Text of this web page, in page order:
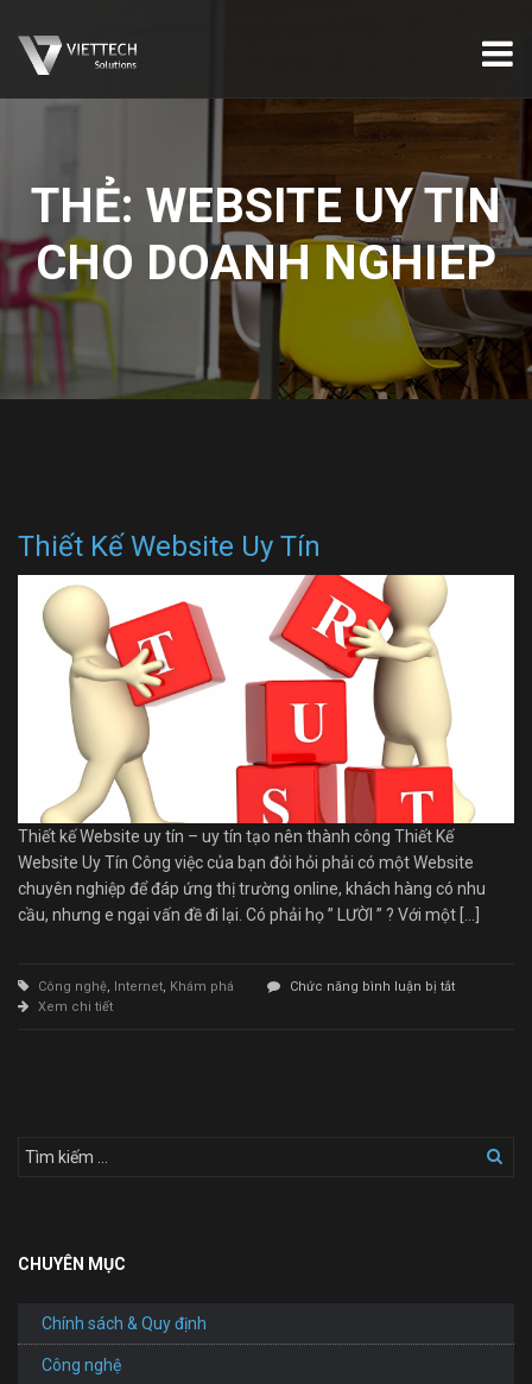
THẺ: WEBSITE UY TIN
CHO DOANH NGHIEP
Thiết Kế Website Uy Tín
Thiết kế Website uy tín – uy tín tạo nên thành công Thiết Kế
Website Uy Tín Công việc của bạn đỏi hỏi phải có một Website
chuyên nghiệp để đáp ứng thị trường online, khách hàng có nhu
cầu, nhưng e ngại vấn đề đi lại. Có phải họ ” LƯỜI ” ? Với một […]
Công nghệ, Internet, Khám phá Chức năng bình luận bị tắtở
Xem chi tiết
CHUYÊN MỤC
Chính sách & Quy định
Công nghệ